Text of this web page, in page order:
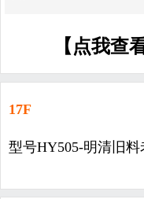
【点我查
17F
型号HY505-明清旧料